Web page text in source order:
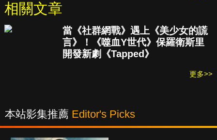
相關文章
當《社群網戰》遇上《美少女的謊
言》！《噬血Y世代》保羅衛斯里
開發新劇《Tapped》
更多>>
本站影集推薦 Editor's Picks